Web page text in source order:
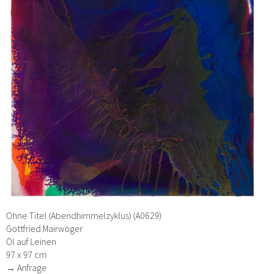
Ohne Titel (Abendhimmelzyklus) (A0629)
Gottfried Mairwöger
Öl auf Leinen
97 x 97 cm
→ Anfrage